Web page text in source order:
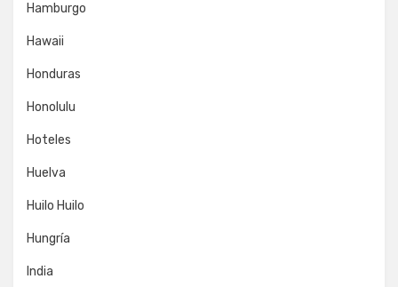
Hamburgo
Hawaii
Honduras
Honolulu
Hoteles
Huelva
Huilo Huilo
Hungría
India